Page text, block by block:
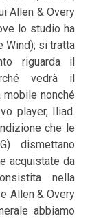
Allen & Overy
lo studio ha
Wind); si tratta
riguarda il
vedrà il
nonché
player, Iliad.
che le
dismettano
acquistate da
nella
Allen & Overy
abbiamo